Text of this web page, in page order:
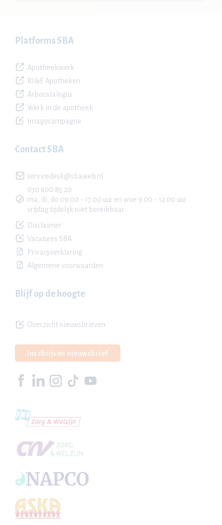
Platforms SBA
Apotheekwerk
RI&E Apotheken
Arbocatalogus
Werk in de apotheek
Imagocampagne
Contact SBA
servicedesk@sbaweb.nl
030 600 85 20
ma, di, do 09.00 - 17.00 uur en woe 9.00 - 12.00 uur
vrijdag tijdelijk niet bereikbaar
Disclaimer
Vacatures SBA
Privacyverklaring
Algemene voorwaarden
Blijf op de hoogte
Overzicht nieuwsbrieven
Inschrijven nieuwsbrief